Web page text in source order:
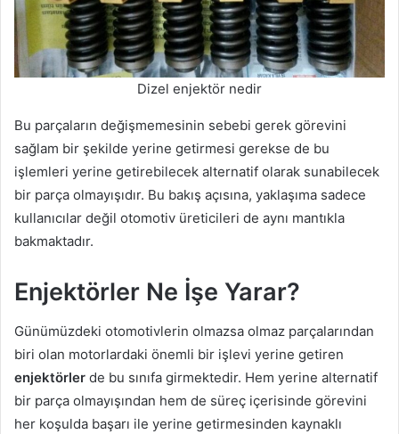
Dizel enjektör nedir
Bu parçaların değişmemesinin sebebi gerek görevini
sağlam bir şekilde yerine getirmesi gerekse de bu
işlemleri yerine getirebilecek alternatif olarak sunabilecek
bir parça olmayışıdır. Bu bakış açısına, yaklaşıma sadece
kullanıcılar değil otomotiv üreticileri de aynı mantıkla
bakmaktadır.
Enjektörler Ne İşe Yarar?
Günümüzdeki otomotivlerin olmazsa olmaz parçalarından
biri olan motorlardaki önemli bir işlevi yerine getiren
enjektörler de bu sınıfa girmektedir. Hem yerine alternatif
bir parça olmayışından hem de süreç içerisinde görevini
her koşulda başarı ile yerine getirmesinden kaynaklı